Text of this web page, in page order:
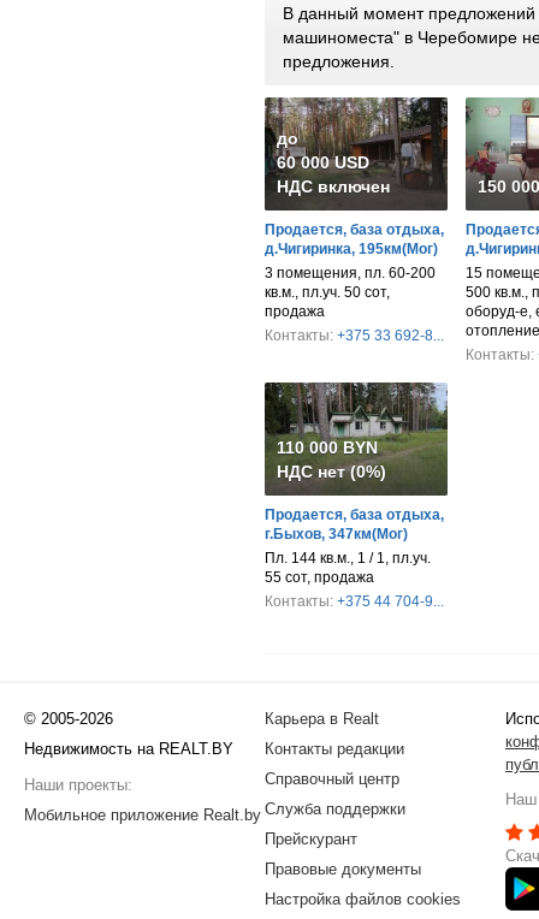
В данный момент
машиноместа" в Черебомире
предложения.
до
60 000 USD
НДС включен
Продается, база отдыха,
д.Чигиринка, 195км(Мог)
3 помещения, пл. 60-200
кв.м., пл.уч. 50 сот,
продажа
Контакты: +375 33 692-8...
150
15
500 кв.м.,
оборуд-е,
Контакты:
110 000 BYN
НДС нет (0%)
Продается, база отдыха,
г.Быхов, 347км(Мог)
Пл. 144 кв.м., 1 / 1, пл.уч.
55 сот, продажа
Контакты: +375 44 704-9...
© 2005-2026
Недвижимость на REALT.BY
Наши проекты:
Мобильное приложение Realt.by
Карьера в Realt
Контакты редакции
Справочный центр
Служба поддержки
Прейскурант
Правовые документы
Настройка файлов cookies
Наш